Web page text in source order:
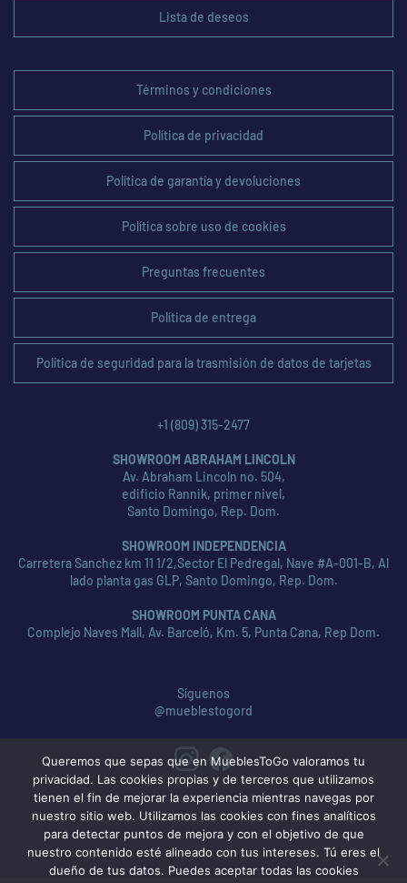
Lista de deseos
Términos y condiciones
Política de privacidad
Política de garantía y devoluciones
Política sobre uso de cookies
Preguntas frecuentes
Política de entrega
Política de seguridad para la trasmisión de datos de tarjetas
+1 (809) 315-2477
SHOWROOM ABRAHAM LINCOLN
Av. Abraham Lincoln no. 504,
edificio Rannik, primer nivel,
Santo Domingo, Rep. Dom.
SHOWROOM INDEPENDENCIA
Carretera Sanchez km 11 1/2,Sector El Pedregal, Nave #A-001-B, Al
lado planta gas GLP, Santo Domingo, Rep. Dom.
SHOWROOM PUNTA CANA
Complejo Naves Mall, Av. Barceló, Km. 5, Punta Cana, Rep Dom.
Síguenos
@mueblestogord
Queremos que sepas que en MueblesToGo valoramos tu
privacidad. Las cookies propias y de terceros que utilizamos
tienen el fin de mejorar la experiencia mientras navegas por
nuestro sitio web. Utilizamos las cookies con fines analíticos
para detectar puntos de mejora y con el objetivo de que
nuestro contenido esté alineado con tus intereses. Tú eres el
dueño de tus datos. Puedes aceptar todas las cookies